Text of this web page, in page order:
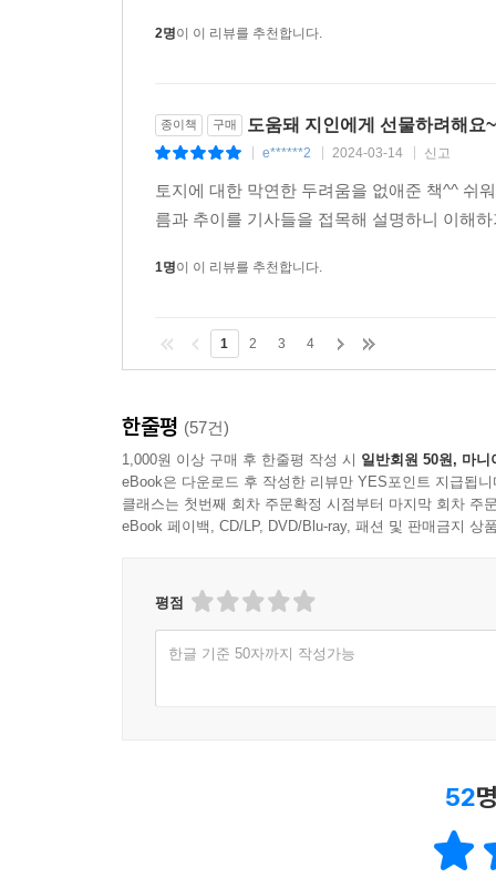
2명이 이 리뷰를 추천합니다.
종이책 구매 도움돼 지인에게 선물하려해요~
e******2 2024-03-14 신고
토지에 대한 막연한 두려움을 없애준 책^^ 쉬
름과 추이를 기사들을 접목해 설명하니 이해
1명이 이 리뷰를 추천합니다.
1 2 3 4
한줄평 (57건)
1,000원 이상 구매 후 한줄평 작성 시 일반회원 50원, 마니
eBook은 다운로드 후 작성한 리뷰만 YES포인트 지급됩니
클래스는 첫번째 회차 주문확정 시점부터 마지막 회차 주
eBook 페이백, CD/LP, DVD/Blu-ray, 패션 및 판매금지 상
평점
한글 기준 50자까지 작성가능
52